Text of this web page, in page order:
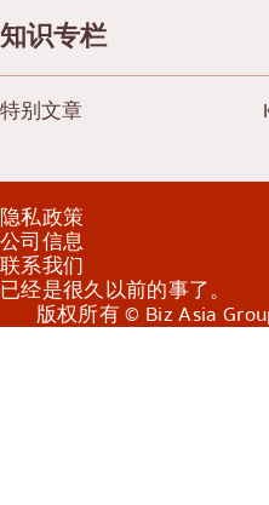
知识专栏
特别文章
隐私政策
公司信息
联系我们
已经是很久以前的事了。
版权所有 © Biz Asia